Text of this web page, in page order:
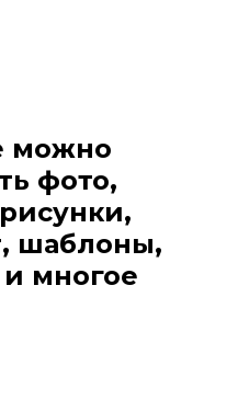
можно
фото,
шаблоны,
многое